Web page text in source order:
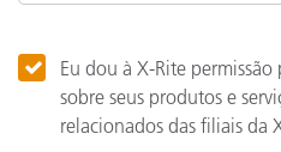
Eu dou à X-Rite
sobre seus produtos e
relacionados das filiais da